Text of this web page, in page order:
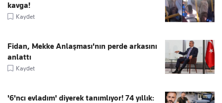
kavga!
Kaydet
Fidan, Mekke Anlaşması'nın perde arkasını
anlattı
Kaydet
'6'ncı evladım' diyerek tanımlıyor! 74 yıllık: